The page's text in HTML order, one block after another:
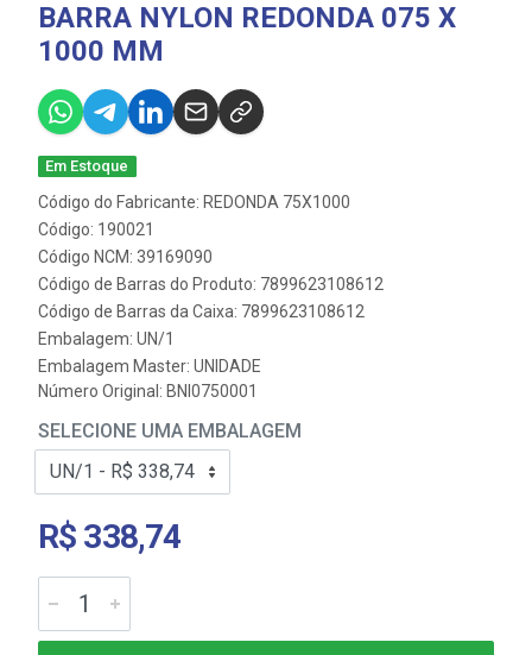
BARRA NYLON REDONDA 075 X
1000 MM
Em Estoque
Código do Fabricante: REDONDA 75X1000
Código: 190021
Código NCM: 39169090
Código de Barras do Produto: 7899623108612
Código de Barras da Caixa: 7899623108612
Embalagem: UN/1
Embalagem Master: UNIDADE
Número Original: BNI0750001
SELECIONE UMA EMBALAGEM
R$ 338,74